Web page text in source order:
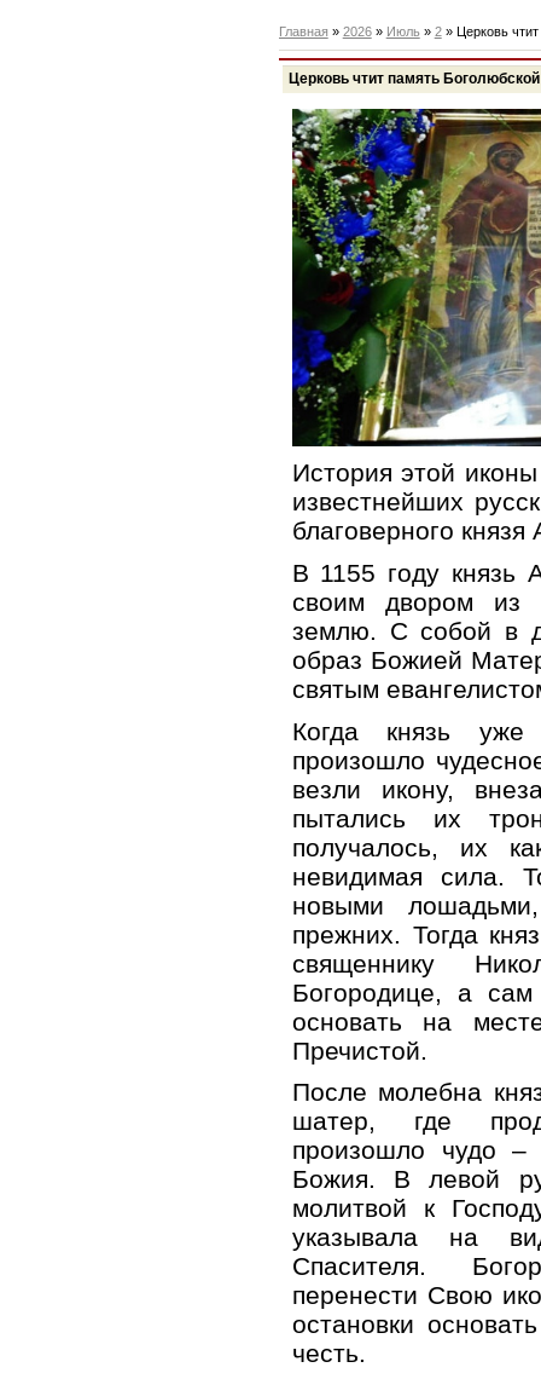
Главная » 2026 » Июль » 2» Церковь
Церковь чтит память
История этой
известнейших
благоверного
В 1155 году князь
своим двором из
землю. С собой в
образ Божией
святым
Когда князь
произошло
везли икону,
пытались их
получалось, их
невидимая сила.
новыми
прежних. Тогда
священнику
Богородице, а
основать на
Пречистой.
После молебна
шатер, где
произошло чудо
Божия. В левой
молитвой к
указывала на
Спасителя.
перенести Свою
остановки
честь.